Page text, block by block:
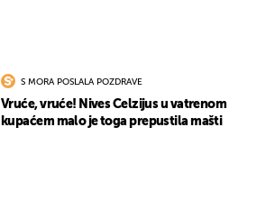
S MORA POSLALA POZDRAVE
Vruće, vruće! Nives Celzijus u vatrenom
kupaćem malo je toga prepustila mašti